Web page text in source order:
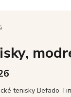
tenisky Befado